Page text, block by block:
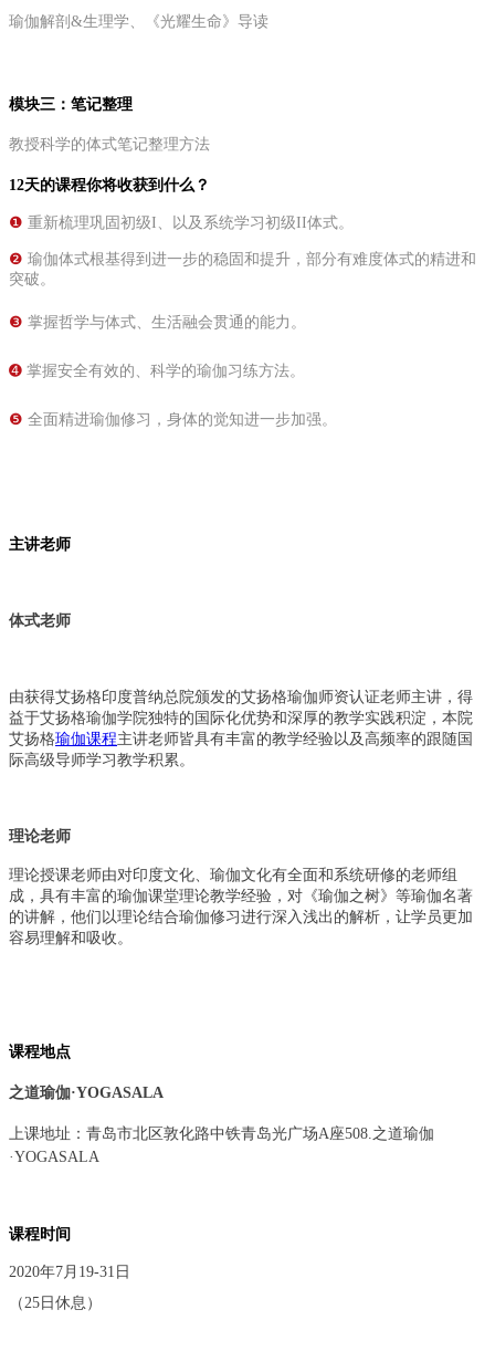
瑜伽解剖&生理学、《光耀生命》导读
模块三：笔记整理
教授科学的体式笔记整理方法
12天的课程你将收获到什么？
❶ 重新梳理巩固初级I、以及系统学习初级II体式。
❷ 瑜伽体式根基得到进一步的稳固和提升，部分有难度体式的精进和
突破。
❸ 掌握哲学与体式、生活融会贯通的能力。
➍ 掌握安全有效的、科学的瑜伽习练方法。
❺ 全面精进瑜伽修习，身体的觉知进一步加强。
主讲老师
体式老师
由获得艾扬格印度普纳总院颁发的艾扬格瑜伽师资认证老师主讲，得
益于艾扬格瑜伽学院独特的国际化优势和深厚的教学实践积淀，本院
艾扬格瑜伽课程主讲老师皆具有丰富的教学经验以及高频率的跟随国
际高级导师学习教学积累。
理论老师
理论授课老师由对印度文化、瑜伽文化有全面和系统研修的老师组
成，具有丰富的瑜伽课堂理论教学经验，对《瑜伽之树》等瑜伽名著
的讲解，他们以理论结合瑜伽修习进行深入浅出的解析，让学员更加
容易理解和吸收。
课程地点
之道瑜伽·YOGASALA
上课地址： 青岛市北区敦化路中铁青岛光广场A座508.之道瑜伽
·YOGASALA
课程时间
2020年7月19-31日
（25日休息）